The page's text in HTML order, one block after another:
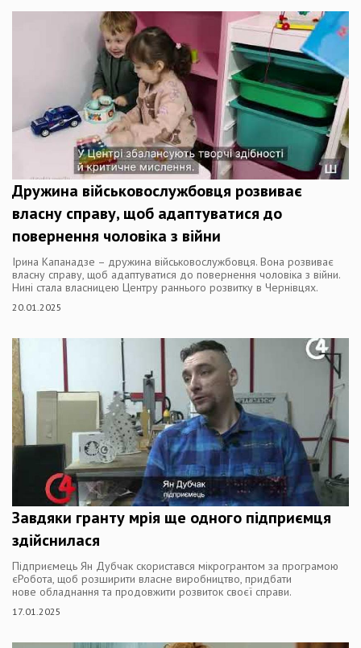
Дружина військовослужбовця розвиває
власну справу, щоб адаптуватися до
повернення чоловіка з війни
Ірина Капанадзе – дружина військовослужбовця. Вона розвиває
власну справу, щоб адаптуватися до повернення чоловіка з війни.
Нині стала власницею Центру раннього розвитку в Чернівцях.
20.01.2025
Завдяки гранту мрія ще одного підприємця
здійснилася
Підприємець Ян Дубчак скористався мікрогрантом за програмою
єРобота, щоб розширити власне виробництво, придбати
нове обладнання та продовжити розвиток своєї справи.
17.01.2025